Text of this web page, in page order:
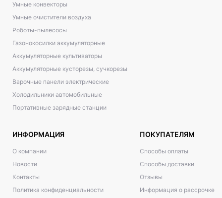
Умные конвекторы
Умные очистители воздуха
Роботы-пылесосы
Газонокосилки аккумуляторные
Аккумуляторные культиваторы
Аккумуляторные кусторезы, сучкорезы
Варочные панели электрические
Холодильники автомобильные
Портативные зарядные станции
ИНФОРМАЦИЯ
О компании
Новости
Контакты
Политика конфиденциальности
ПОКУПАТЕЛЯМ
Способы оплаты
Способы доставки
Отзывы
Информация о рассрочке